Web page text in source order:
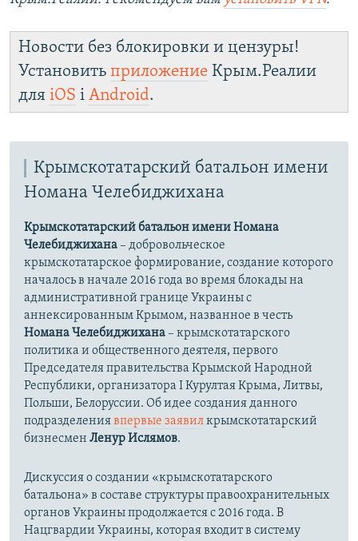
Новости без блокировки и цензуры!
Установить приложение Крым.Реалии
для iOS і Android.
Крымскотатарский батальон имени
Номана Челебиджихана
Крымскотатарский батальон имени Номана
Челебиджихана– добровольческое
крымскотатарское формирование, создание которого
началось в начале 2016 года во время блокады на
административной границе Украины с
аннексированным Крымом, названное в честь
Номана Челебиджихана– крымскотатарского
политика и общественного деятеля, первого
Председателя правительства Крымской Народной
Республики, организатора I Курултая Крыма, Литвы,
Польши, Белоруссии. Об идее создания данного
подразделениявпервые заявилкрымскотатарский
бизнесмен Ленур Ислямов.
Дискуссия о создании «крымскотатарского
батальона» в составе структуры правоохранительных
органов Украины продолжается с 2016 года. В
Нацгвардии Украины, которая входит в систему